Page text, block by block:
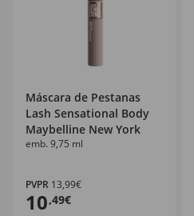
Máscara de Pestanas
Lash Sensational Body
Maybelline New York
emb. 9,75 ml
PVPR 13,99€
10,49€